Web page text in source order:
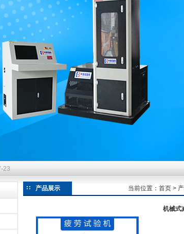
23
台选型指南：从额定扭矩到加载频率的工况适配逻辑
23
台选型指南：从额定扭矩到加载频率的工况适配逻辑
23
产品展示 当前位置： 首页 >
机械式